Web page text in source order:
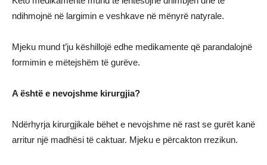
ndihmojnë në largimin e veshkave në mënyrë natyrale.
Mjeku mund t’ju këshillojë edhe medikamente që parandalojnë
formimin e mëtejshëm të gurëve.
A është e nevojshme kirurgjia?
Ndërhyrja kirurgjikale bëhet e nevojshme në rast se gurët kanë
arritur një madhësi të caktuar. Mjeku e përcakton rrezikun.